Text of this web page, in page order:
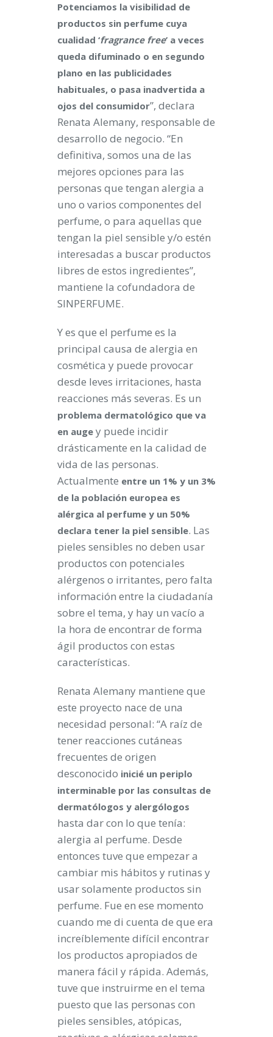
Potenciamos la visibilidad de
productos sin perfume cuya
cualidad ‘fragrance free’ a veces
queda difuminado o en segundo
plano en las publicidades
habituales, o pasa inadvertida a
ojos del consumidor”, declara
Renata Alemany, responsable de
desarrollo de negocio. “En
definitiva, somos una de las
mejores opciones para las
personas que tengan alergia a
uno o varios componentes del
perfume, o para aquellas que
tengan la piel sensible y/o estén
interesadas a buscar productos
libres de estos ingredientes”,
mantiene la cofundadora de
SINPERFUME.
Y es que el perfume es la
principal causa de alergia en
cosmética y puede provocar
desde leves irritaciones, hasta
reacciones más severas. Es un
problema dermatológico que va
en auge y puede incidir
drásticamente en la calidad de
vida de las personas.
Actualmente entre un 1% y un 3%
de la población europea es
alérgica al perfume y un 50%
declara tener la piel sensible. Las
pieles sensibles no deben usar
productos con potenciales
alérgenos o irritantes, pero falta
información entre la ciudadanía
sobre el tema, y hay un vacío a
la hora de encontrar de forma
ágil productos con estas
características.
Renata Alemany mantiene que
este proyecto nace de una
necesidad personal: “A raíz de
tener reacciones cutáneas
frecuentes de origen
desconocido inicié un periplo
interminable por las consultas de
dermatólogos y alergólogos
hasta dar con lo que tenía:
alergia al perfume. Desde
entonces tuve que empezar a
cambiar mis hábitos y rutinas y
usar solamente productos sin
perfume. Fue en ese momento
cuando me di cuenta de que era
increíblemente difícil encontrar
los productos apropiados de
manera fácil y rápida. Además,
tuve que instruirme en el tema
puesto que las personas con
pieles sensibles, atópicas,